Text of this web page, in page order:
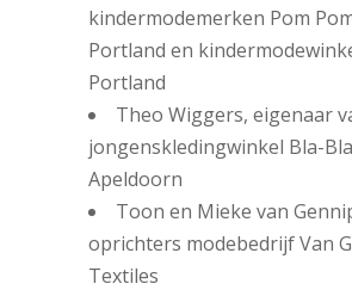
kindermodemerken Pom
Portland en
Portland
Theo Wiggers, eigenaar
jongenskledingwinkel Bla-
Apeldoorn
Toon en Mieke van
oprichters modebedrijf Van
Textiles